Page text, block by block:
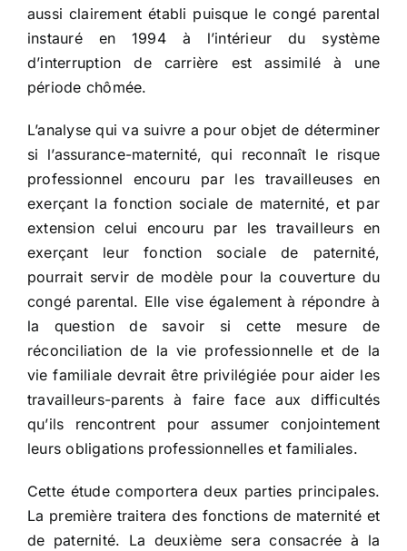
aussi clairement établi puisque le congé parental
instauré en 1994 à l’intérieur du système
d’interruption de carrière est assimilé à une
période chômée.
L’analyse qui va suivre a pour objet de déterminer
si l’assurance-maternité, qui reconnaît le risque
professionnel encouru par les travailleuses en
exerçant la fonction sociale de maternité, et par
extension celui encouru par les travailleurs en
exerçant leur fonction sociale de paternité,
pourrait servir de modèle pour la couverture du
congé parental. Elle vise également à répondre à
la question de savoir si cette mesure de
réconciliation de la vie professionnelle et de la
vie familiale devrait être privilégiée pour aider les
travailleurs-parents à faire face aux difficultés
qu’ils rencontrent pour assumer conjointement
leurs obligations professionnelles et familiales.
Cette étude comportera deux parties principales.
La première traitera des fonctions de maternité et
de paternité. La deuxième sera consacrée à la